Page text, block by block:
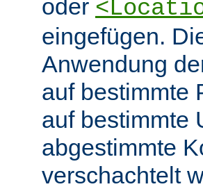
oder
eingefügen.
Anwendung
auf bestimmte
auf bestimmte
abgestimmte
verschachtelt